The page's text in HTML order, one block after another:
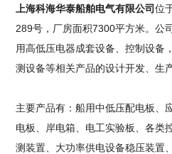
上海科海华泰船舶电气有限公司位
289号，厂房面积7300平方米。公
用高低压电器成套设备、控制设备
测设备等相关产品的设计开发、生
主要产品有：船用中低压配电板、
电板、岸电箱、电工实验板、各类
测装置、大功率供电设备稳压装置